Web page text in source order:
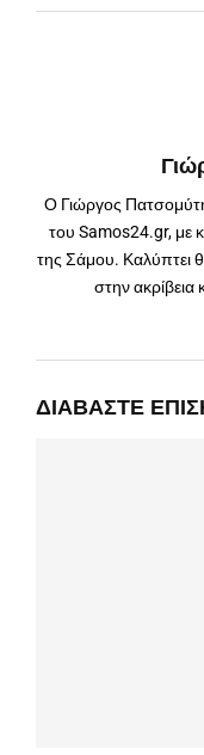
Ο Γιώργος
του Samos24.gr, με
της Σάμου. Καλύπτει
στην ακρίβεια
ΔΙΑΒΆΣΤΕ